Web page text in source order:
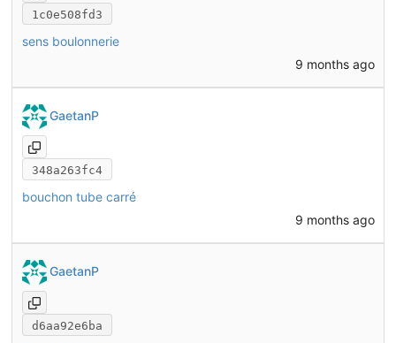
1c0e508fd3
sens boulonnerie
9 months ago
GaetanP
348a263fc4
bouchon tube carré
9 months ago
GaetanP
d6aa92e6ba